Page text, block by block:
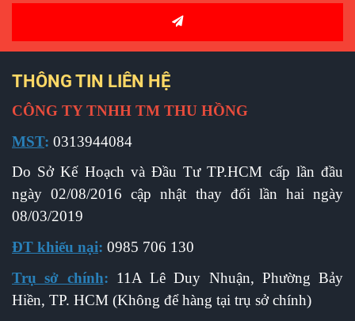
THÔNG TIN LIÊN HỆ
CÔNG TY TNHH TM THU HỒNG
MST: 0313944084
Do Sở Kế Hoạch và Đầu Tư TP.HCM cấp lần đầu
ngày 02/08/2016 cập nhật thay đổi lần hai ngày
08/03/2019
ĐT khiếu nại: 0985 706 130
Trụ sở chính: 11A Lê Duy Nhuận, Phường Bảy
Hiền, TP. HCM (Không để hàng tại trụ sở chính)